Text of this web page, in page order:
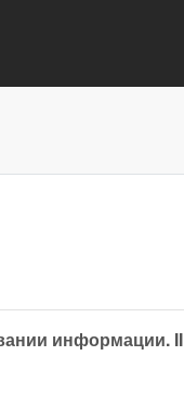
информации. II